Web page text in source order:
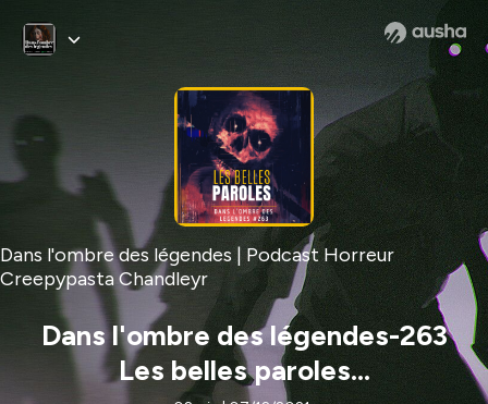
Dans l'ombre des légendes | Podcast Horreur
Creepypasta Chandleyr
Dans l'ombre des légendes-263
Les belles paroles...